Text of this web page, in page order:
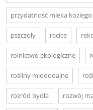
przydatność mleka koziego
pszczoły racice
rolnictwo ekologiczne
rośliny miododajne
rozród bydła rozwój